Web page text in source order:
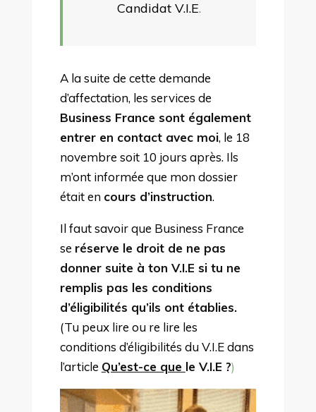
Candidat V.I.E.
A la suite de cette demande
d’affectation, les services de
Business France sont également
entrer en contact avec moi, le 18
novembre soit 10 jours après. Ils
m’ont informée que mon dossier
était en cours d’instruction.
Il faut savoir que Business France
se réserve le droit de ne pas
donner suite à ton V.I.E si tu ne
remplis pas les conditions
d’éligibilités qu’ils ont établies.
(Tu peux lire ou re lire les
conditions d’éligibilités du V.I.E dans
l’article Qu’est-ce que le V.I.E ?)